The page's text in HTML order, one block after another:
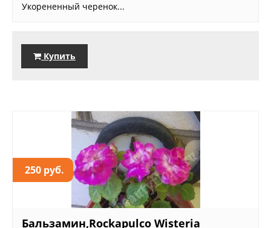
Укорененный черенок...
Купить
250 руб.
Бальзамин,Rockapulco Wisteria